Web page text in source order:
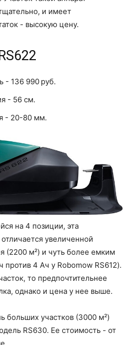
и имеет
- высокую цену.
- 136 990 руб.
- 56 см.
- 20-80 мм.
на 4 позиции, эта
увеличенной
(2200 м²) и чуть более емким
против 4 Ач у Robomow RS612).
то предпочтительнее
однако и цена у нее выше.
больших участков (3000 м²)
RS630. Ее стоимость - от